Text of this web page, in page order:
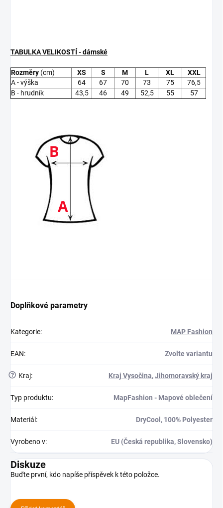
TABULKA VELIKOSTÍ - dámské
Rozměry (cm) XS S M L XL
XXL
A - výška
64 67 70 73 75
76,5
B - hrudník
43,5 46 49 52,5 55 57
Doplňkové parametry
Kategorie: MAP Fashion
EAN: Zvolte variantu
? Kraj: Kraj Vysočina,Jihomoravský kraj
Typ produktu: MapFashion - Mapové oblečení
Materiál : DryCool, 100% Polyester
Vyrobeno v: EU (Česká republika, Slovensko)
Diskuze
Buďte první, kdo napíše příspěvek k této položce.